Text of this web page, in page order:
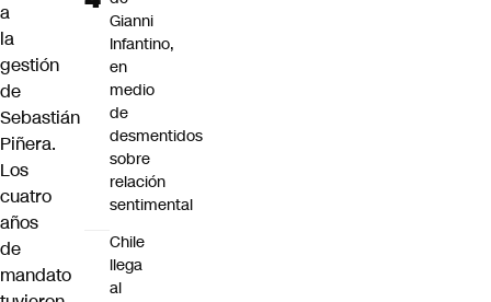
a
la
gestión
de
Sebastián
Piñera.
Los
cuatro
años
de
mandato
Gianni
Infantino,
en
medio
de
desmentidos
sobre
relación
sentimental
Chile
llega
al